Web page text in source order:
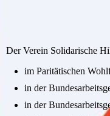
Der Verein Solidarische
im Paritätischen
in der
in der